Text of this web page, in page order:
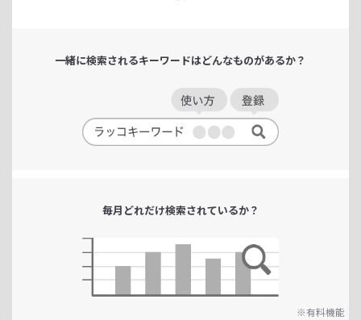
一緒に検索されるキーワードはどんなものがあるか？
毎月どれだけ検索されているか？
※有料機能